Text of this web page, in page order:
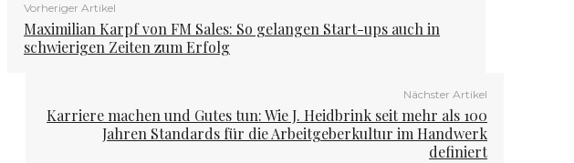
Vorheriger Artikel
Maximilian Karpf von FM Sales: So gelangen Start-ups auch in
schwierigen Zeiten zum Erfolg
Nächster Artikel
Karriere machen und Gutes tun: Wie J. Heidbrink seit mehr als 100
Jahren Standards für die Arbeitgeberkultur im Handwerk
definiert